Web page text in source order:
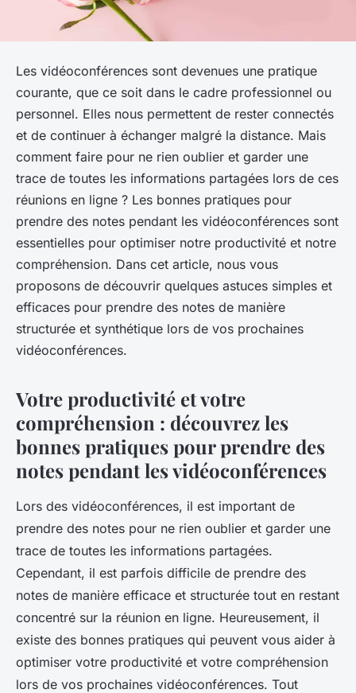
Les vidéoconférences sont devenues une pratique
courante, que ce soit dans le cadre professionnel ou
personnel. Elles nous permettent de rester connectés
et de continuer à échanger malgré la distance. Mais
comment faire pour ne rien oublier et garder une
trace de toutes les informations partagées lors de ces
réunions en ligne ? Les bonnes pratiques pour
prendre des notes pendant les vidéoconférences sont
essentielles pour optimiser notre productivité et notre
compréhension. Dans cet article, nous vous
proposons de découvrir quelques astuces simples et
efficaces pour prendre des notes de manière
structurée et synthétique lors de vos prochaines
vidéoconférences.
Votre productivité et votre
compréhension : découvrez les
bonnes pratiques pour prendre des
notes pendant les vidéoconférences
Lors des vidéoconférences, il est important de
prendre des notes pour ne rien oublier et garder une
trace de toutes les informations partagées.
Cependant, il est parfois difficile de prendre des
notes de manière efficace et structurée tout en restant
concentré sur la réunion en ligne. Heureusement, il
existe des bonnes pratiques qui peuvent vous aider à
optimiser votre productivité et votre compréhension
lors de vos prochaines vidéoconférences. Tout